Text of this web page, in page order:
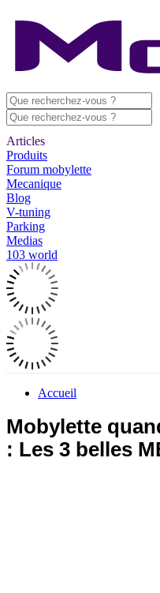
Articles
Produits
Forum mobylette
Mecanique
Blog
V-tuning
Parking
Medias
103 world
Accueil
Mobylette
: Les 3 belles